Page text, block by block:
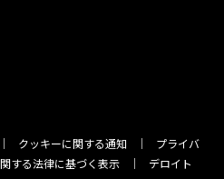
クッキーに関する通知
プライバ
する法律に基づく表示
デロイト